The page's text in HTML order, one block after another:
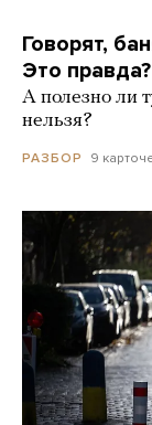
Говорят,
Это правда?
А полезно ли
нельзя?
РАЗБОР 9